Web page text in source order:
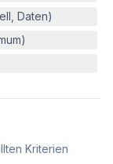
Daten)
Kriterien